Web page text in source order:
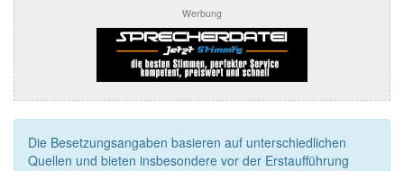
Werbung
Die Besetzungsangaben basieren auf unterschiedlichen
Quellen und bieten insbesondere vor der Erstaufführung